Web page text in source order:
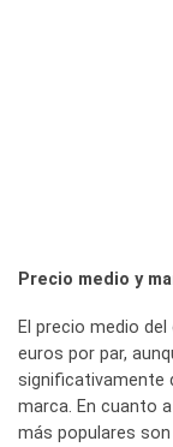
Precio medio y
El precio medio
euros por par,
significativamente
marca. En cuanto
más populares son